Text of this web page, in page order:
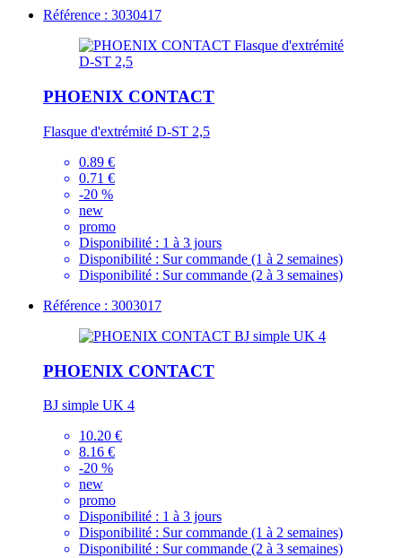
Référence : 3030417
PHOENIX CONTACT
Flasque d'extrémité D-ST 2,5
0.89 €
0.71 €
-20 %
new
promo
Disponibilité : 1 à 3 jours
Disponibilité : Sur commande (1 à 2 semaines)
Disponibilité : Sur commande (2 à 3 semaines)
Référence : 3003017
PHOENIX CONTACT
BJ simple UK 4
10.20 €
8.16 €
-20 %
new
promo
Disponibilité : 1 à 3 jours
Disponibilité : Sur commande (1 à 2 semaines)
Disponibilité : Sur commande (2 à 3 semaines)